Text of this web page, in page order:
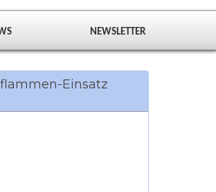
NEWSLETTER
Einsatz